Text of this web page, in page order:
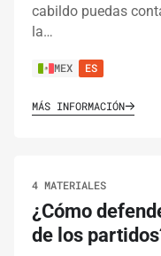
cabildo puedas
la…
MEX ES
MÁS INFORMACIÓN
4 MATERIALES
¿Cómo
de los